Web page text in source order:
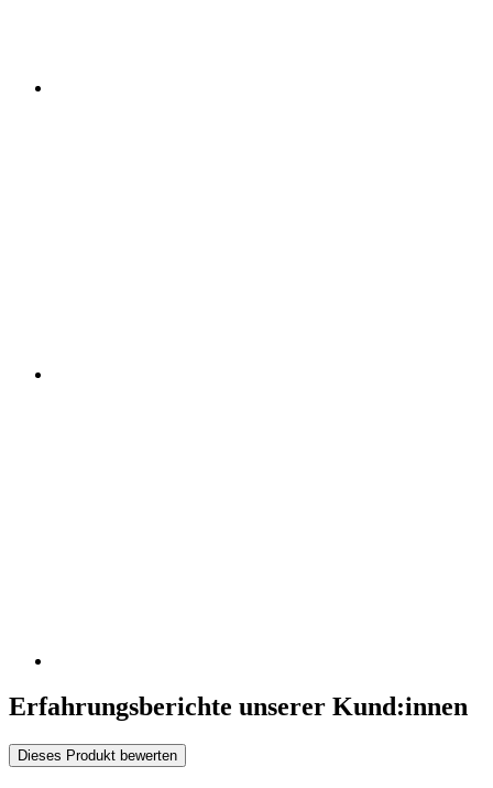
Erfahrungsberichte unserer Kund:innen
Dieses Produkt bewerten